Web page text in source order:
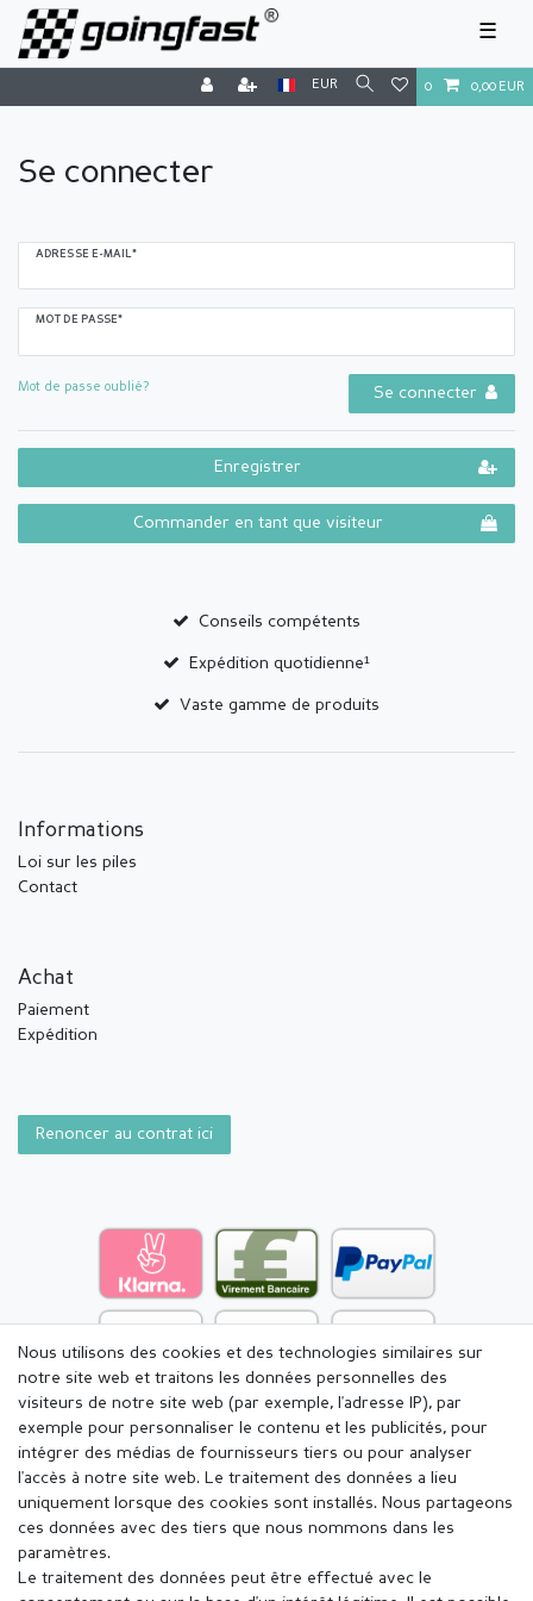
☰
EUR 0 0,00 EUR
Se connecter
ADRESSE E-MAIL*
MOT DE PASSE*
Mot de passe oublié? Se connecter
Enregistrer
Commander en tant que visiteur
Conseils compétents
Expédition quotidienne¹
Vaste gamme de produits
Informations
Loi sur les piles
Contact
Achat
Paiement
Expédition
Renoncer au contrat ici
Nous utilisons des cookies et des technologies similaires sur
notre site web et traitons les données personnelles des
visiteurs de notre site web (par exemple, l'adresse IP), par
exemple pour personnaliser le contenu et les publicités, pour
intégrer des médias de fournisseurs tiers ou pour analyser
l'accès à notre site web. Le traitement des données a lieu
uniquement lorsque des cookies sont installés. Nous partageons
ces données avec des tiers que nous nommons dans les
paramètres.
Le traitement des données peut être effectué avec le